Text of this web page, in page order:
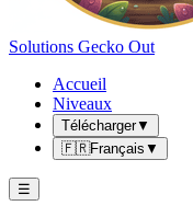
Solutions Gecko Out
Accueil
Niveaux
Télécharger▼
🇫🇷Français ▼
☰